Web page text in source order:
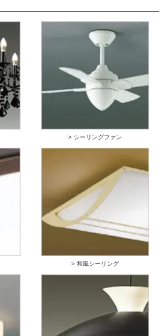
> シーリングファン
> 和風シーリング